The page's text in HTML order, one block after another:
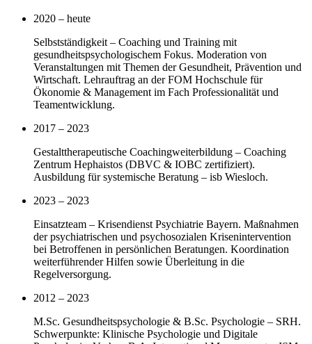
2020 – heute
Selbstständigkeit – Coaching und Training mit
gesundheitspsychologischem Fokus. Moderation von
Veranstaltungen mit Themen der Gesundheit, Prävention und
Wirtschaft. Lehrauftrag an der FOM Hochschule für
Ökonomie & Management im Fach Professionalität und
Teamentwicklung.
2017 – 2023
Gestalttherapeutische Coachingweiterbildung – Coaching
Zentrum Hephaistos (DBVC & IOBC zertifiziert).
Ausbildung für systemische Beratung – isb Wiesloch.
2023 – 2023
Einsatzteam – Krisendienst Psychiatrie Bayern. Maßnahmen
der psychiatrischen und psychosozialen Krisenintervention
bei Betroffenen in persönlichen Beratungen. Koordination
weiterführender Hilfen sowie Überleitung in die
Regelversorgung.
2012 – 2023
M.Sc. Gesundheitspsychologie & B.Sc. Psychologie – SRH.
Schwerpunkte: Klinische Psychologie und Digitale